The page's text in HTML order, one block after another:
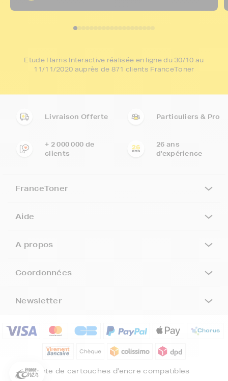
Etude Harris Interactive réalisée en ligne du 30/10 au
11/11/2020 auprès de 871 clients FranceToner
Livraison Offerte Particuliers & Pro
+ 2 000 000 de
clients
26 ans
d'expérience
FranceToner
Aide
A propos
Coordonnées
Newsletter
Site de cartouches d'encre compatibles
Inscrivez-vous à notre newsletter, suivez notre actualité et
commande * !